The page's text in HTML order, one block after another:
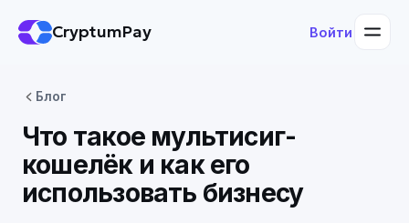
CryptumPay Войти
Блог
Что такое мультисиг-
кошелёк и как его
использовать бизнесу